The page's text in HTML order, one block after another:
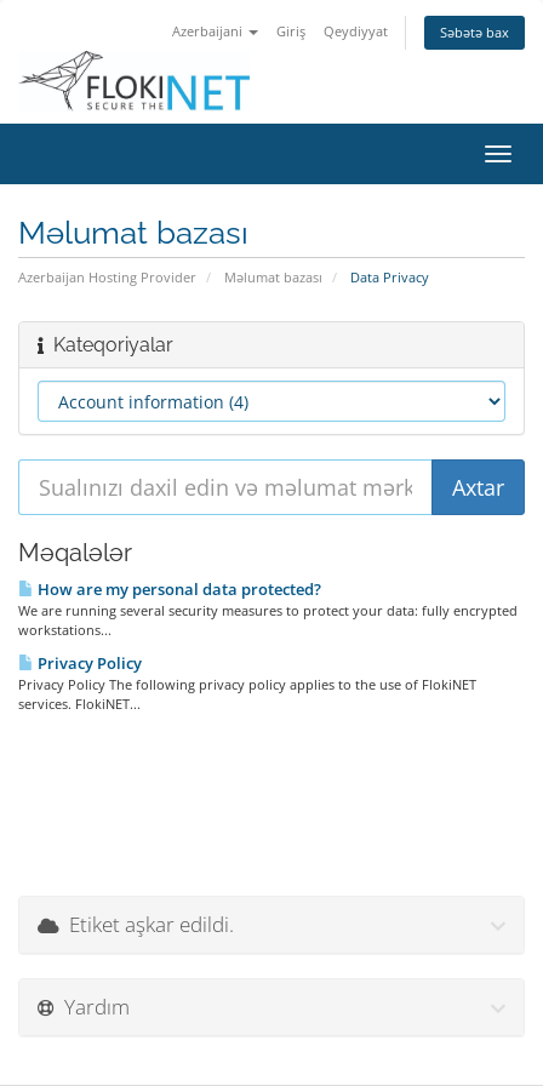
Azerbaijani Giriş Qeydiyyat Səbətə bax
keçid
Məlumat bazası
Azerbaijan Hosting Provider Məlumat bazası Data Privacy
Kateqoriyalar
Məqalələr
How are my personal data protected?
We are running several security measures to protect your data: fully encrypted
workstations...
Privacy Policy
Privacy Policy The following privacy policy applies to the use of FlokiNET
services. FlokiNET...
Etiket aşkar edildi.
Yardım